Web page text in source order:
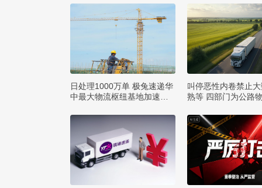
日处理1000万单 极兔速递华
中最大物流枢纽基地加速建
叫停恶性内卷禁止
熟等 四部门为公路